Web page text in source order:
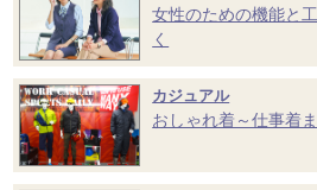
女性のための機能と
く
カジュアル
おしゃれ着～仕事着